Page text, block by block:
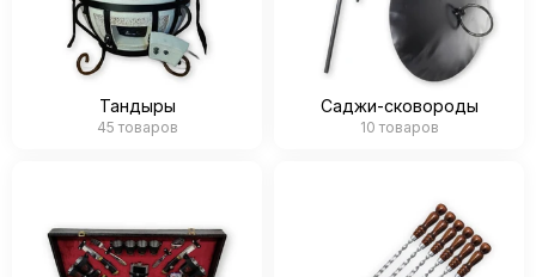
Тандыры
45 товаров
Саджи-сковороды
10 товаров